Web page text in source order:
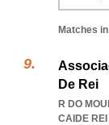
Matches
De Rei
R DO
CAIDE